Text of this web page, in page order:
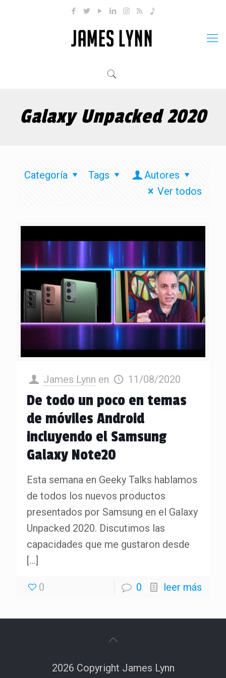
Galaxy Unpacked 2020
Categoría Tags
Autores
Ver todos
James Lynn en 11/08/2020
De todo un poco en temas
de móviles Android
incluyendo el Samsung
Galaxy Note20
Esta semana en Geeky Talks hablamos
de todos los nuevos productos
presentados por Samsung en el Galaxy
Unpacked 2020. Discutimos las
capacidades que me gustaron desde
[…]
0 0 leer más
2026 Copyright James Lynn